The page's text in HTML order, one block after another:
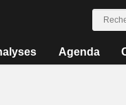
Agenda